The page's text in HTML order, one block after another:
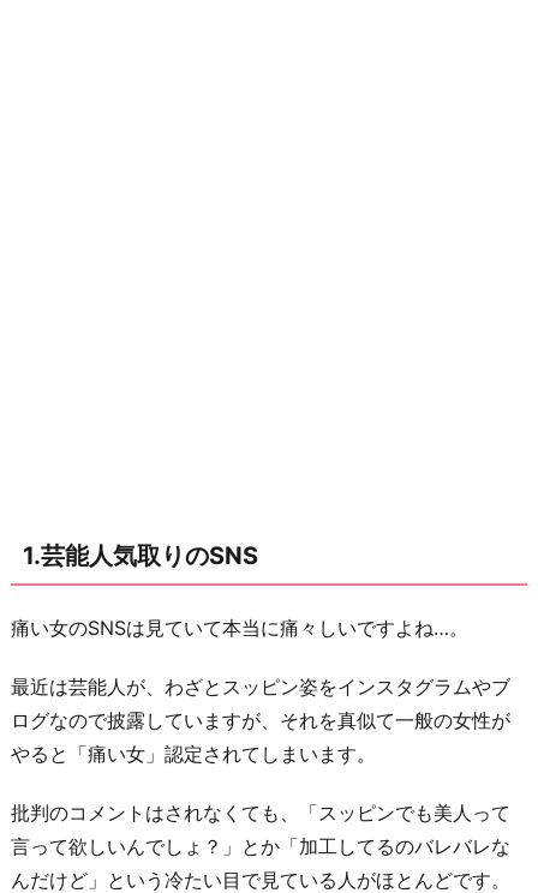
だ
と
勘
い
し
た
動
3.
1.芸能人気取りのSNS
痛い女のSNSは見ていて本当に痛々しいですよね…。
最近は芸能人が、わざとスッピン姿をインスタグラムやブ
ログなので披露していますが、それを真似て一般の女性が
やると「痛い女」認定されてしまいます。
批判のコメントはされなくても、「スッピンでも美人って
言って欲しいんでしょ？」とか「加工してるのバレバレな
んだけど」という冷たい目で見ている人がほとんどです。